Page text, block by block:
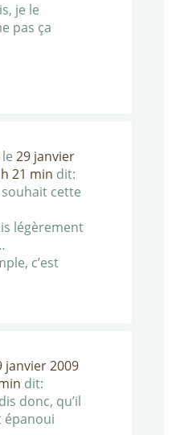
je le
pas ça
le 29 janvier
21 min dit:
cette
légèrement
c’est
janvier 2009
dit:
donc, qu’il
épanoui